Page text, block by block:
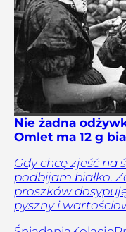
Nie żadna
Omlet ma 12 g
Gdy chcę zjeść na
podbijam białko.
proszków
pyszny i